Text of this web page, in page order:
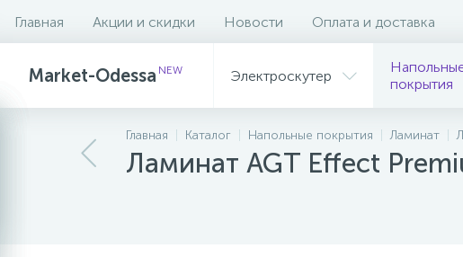
Главная Акции и скидки Новости Оплата и доставка
Market-Odessa NEW Электроскутер
покрытия
Главная Каталог Напольные покрытия Ламинат
Ламинат AGT Effect
Описание Характеристики